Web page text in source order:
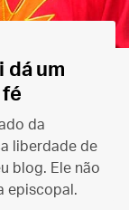
dá um
da
liberdade de
blog. Ele não
episcopal.